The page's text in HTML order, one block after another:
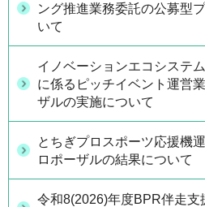
ング推進業務委託の公募型
いて
イノベーションエコシステ
に係るピッチイベント運営
ザルの実施について
とちぎプロスポーツ応援機
ロポーザルの結果について
令和8(2026)年度BPR伴走